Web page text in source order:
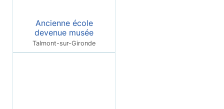
Ancienne école
devenue musée
Talmont-sur-Gironde